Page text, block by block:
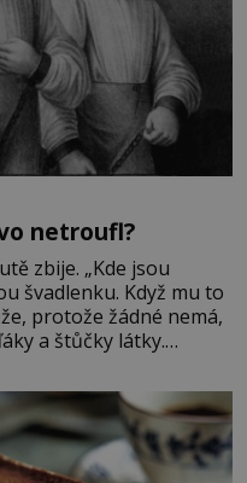
netroufl?
zbije. „Kde jsou
švadlenku. Když mu to
protože žádné nemá,
a štůčky látky.
dlouho po jeho smrti